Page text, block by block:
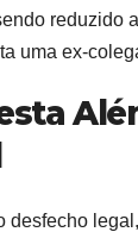
reduzido
uma ex-
desfecho